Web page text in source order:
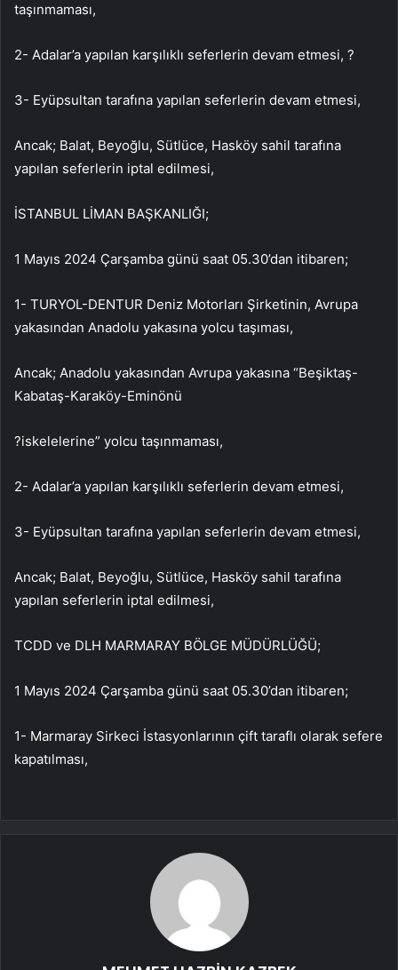
taşınmaması,
2- Adalar’a yapılan karşılıklı seferlerin devam etmesi, ?
3- Eyüpsultan tarafına yapılan seferlerin devam etmesi,
Ancak; Balat, Beyoğlu, Sütlüce, Hasköy sahil tarafına
yapılan seferlerin iptal edilmesi,
İSTANBUL LİMAN BAŞKANLIĞI;
1 Mayıs 2024 Çarşamba günü saat 05.30’dan itibaren;
1- TURYOL-DENTUR Deniz Motorları Şirketinin, Avrupa
yakasından Anadolu yakasına yolcu taşıması,
Ancak; Anadolu yakasından Avrupa yakasına “Beşiktaş-
Kabataş-Karaköy-Eminönü
?iskelelerine” yolcu taşınmaması,
2- Adalar’a yapılan karşılıklı seferlerin devam etmesi,
3- Eyüpsultan tarafına yapılan seferlerin devam etmesi,
Ancak; Balat, Beyoğlu, Sütlüce, Hasköy sahil tarafına
yapılan seferlerin iptal edilmesi,
TCDD ve DLH MARMARAY BÖLGE MÜDÜRLÜĞÜ;
1 Mayıs 2024 Çarşamba günü saat 05.30’dan itibaren;
1- Marmaray Sirkeci İstasyonlarının çift taraflı olarak sefere
kapatılması,